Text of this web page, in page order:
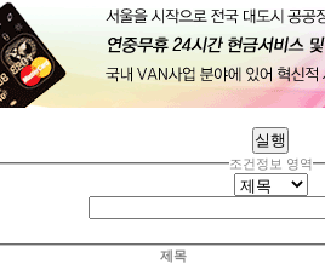
조건정보 영역
제목